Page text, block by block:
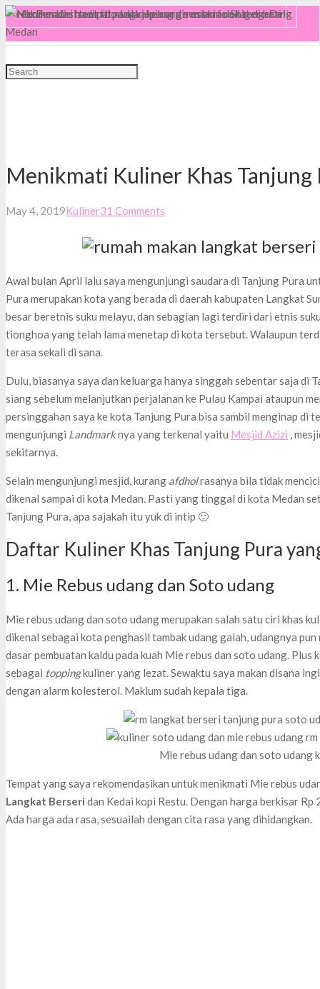
MENU
Menikmati Kuliner Khas Tanjung
May 4, 2019Kuliner31 Comments
Awal bulan April lalu saya mengunjungi saudara di Tanjung Pura
Pura merupakan kota yang berada di daerah kabupaten Langkat
besar beretnis suku melayu, dan sebagian lagi terdiri dari etnis
tionghoa yang telah lama menetap di kota tersebut. Walaupun
terasa sekali di sana.
Dulu, biasanya saya dan keluarga hanya singgah sebentar saja di
siang sebelum melanjutkan perjalanan ke Pulau Kampai ataupun
persinggahan saya ke kota Tanjung Pura bisa sambil menginap di
mengunjungi Landmarknya yang terkenal yaitu Mesjid Azizi ,
sekitarnya.
Selain mengunjungi mesjid, kurang afdholrasanya bila tidak
dikenal sampai di kota Medan. Pasti yang tinggal di kota Medan
Tanjung Pura, apa sajakah itu yuk di intip 🙂
Daftar Kuliner Khas Tanjung Pura
1. Mie Rebus udang dan Soto udang
Mie rebus udang dan soto udang merupakan salah satu ciri khas
dikenal sebagai kota penghasil tambak udang galah, udangnya
dasar pembuatan kaldu pada kuah Mie rebus dan soto udang.
sebagai toppingkuliner yang lezat. Sewaktu saya makan disana
dengan alarm kolesterol. Maklum sudah kepala tiga.
Mie rebus udang dan soto udang
Tempat yang saya rekomendasikan untuk menikmati Mie rebus
Langkat Berseri dan Kedai kopi Restu. Dengan harga berkisar
Ada harga ada rasa, sesuailah dengan cita rasa yang dihidangkan.